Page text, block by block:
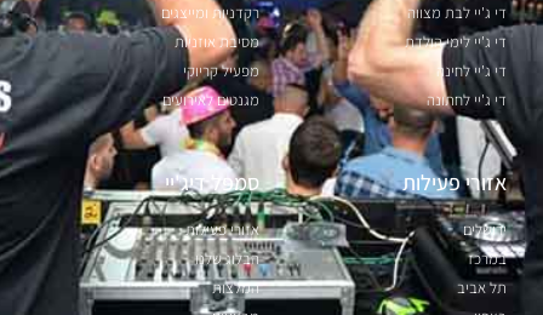
די ג'יי לבת מצווה
די ג'יי לימי הולדת
די ג'יי לחינה
די ג'יי לחתונה
רקדניות ומייצגים
מסיבת אוזניות
מפעיל קריוקי
מגנטים לאירועים
אזורי פעילות
ירושלים
במרכז
תל אביב
סמפל דיג'יי
אזורי פעילות
הבלוג שלנו
המלצות